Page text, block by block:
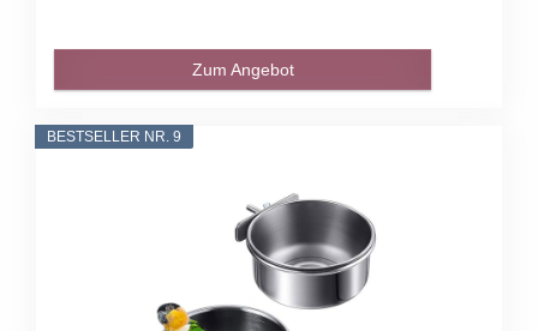
Zum Angebot
BESTSELLER NR. 9